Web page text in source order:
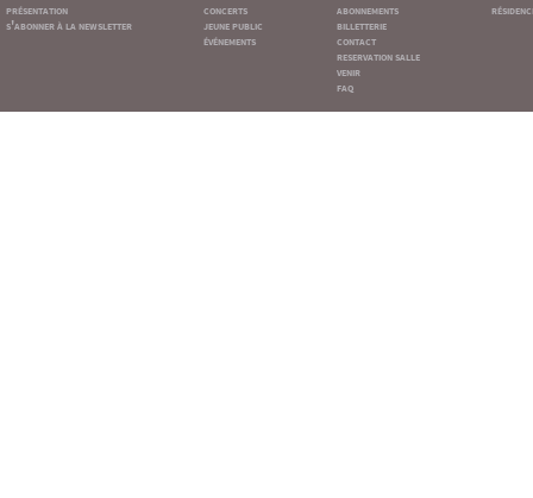
présentation
s'abonner à la newsletter
concerts
jeune public
événements
abonnements
billetterie
contact
reservation salle
venir
faq